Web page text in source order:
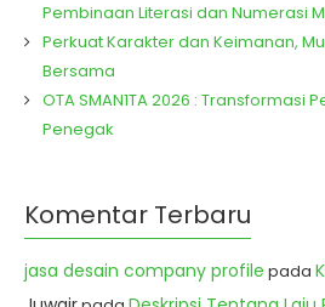
Pembinaan Literasi dan Numerasi
Perkuat Karakter dan Keimanan,
Bersama
OTA SMAN1TA 2026 : Transformasi
Penegak
Komentar Terbaru
jasa desain company profile pada